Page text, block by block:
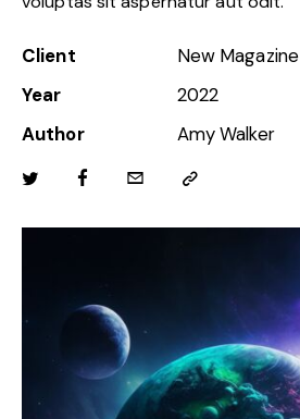
Client
New Magazine
Year
2022
Author
Amy Walker